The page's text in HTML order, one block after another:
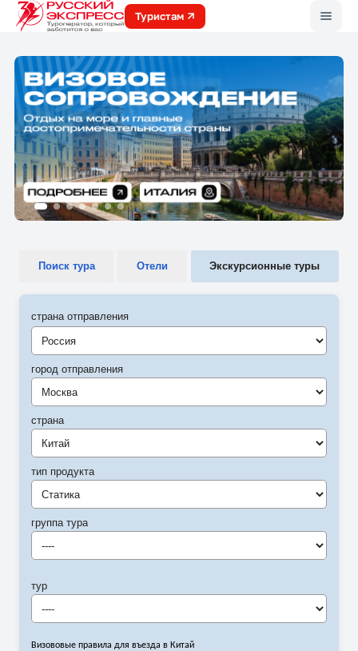
Туристам
Поиск тура Отели Экскурсионные туры
страна отправления
город отправления
Москва
страна
Китай
тип продукта
Статика
группа тура
----
тур
----
Визововые правила для въезда в Китай